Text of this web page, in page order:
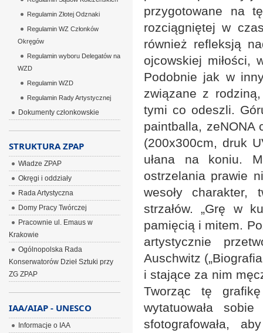
przygotowane na
rozciągniętej w
również refleksją
ojcowskiej miłości,
Podobnie jak w
związane z
tymi co odeszli.
paintballa, zeNONA
(200x300cm, druk
ułana na koniu.
ostrzelania prawie
wesoły charakter,
strzałów. „Grę w
pamięcią i mitem.
artystycznie
Auschwitz
i stające za nim
Tworząc tę
wytatuowała
sfotografowała,
Regulamin Złotej Odznaki
Regulamin WZ Członków
Okręgów
Regulamin wyboru Delegatów na
WZD
Regulamin WZD
Regulamin Rady Artystycznej
Dokumenty członkowskie
STRUKTURA ZPAP
Władze ZPAP
Okręgi i oddziały
Rada Artystyczna
Domy Pracy Twórczej
Pracownie ul. Emaus w
Krakowie
Ogólnopolska Rada
Konserwatorów Dzieł Sztuki przy
ZG ZPAP
IAA/AIAP - UNESCO
Informacje o IAA